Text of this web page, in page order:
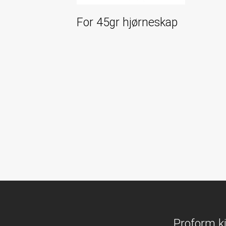
For 45gr hjørneskap